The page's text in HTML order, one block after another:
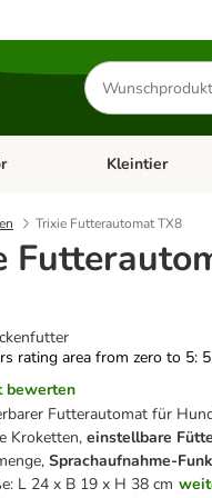
Produkte
suchen
& Zubehör
Kategorie-
Kleintier
Trixie Futterautomat TX8
rating area from zero to 5:
bewerten
Futterautomat für
Kroketten,einstellbare
Sprachaufnahme-
L 24 x B 19 x H 38 cm